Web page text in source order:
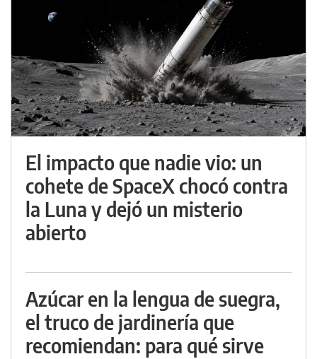
El impacto que nadie vio: un
cohete de SpaceX chocó contra
la Luna y dejó un misterio
abierto
Azúcar en la lengua de suegra,
el truco de jardinería que
recomiendan: para qué sirve